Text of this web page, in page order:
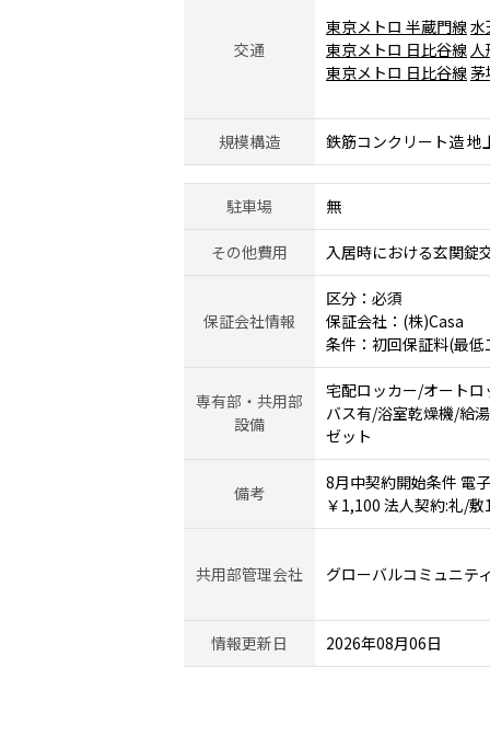
交通
東京メトロ 半蔵門線水
東京メトロ 日比谷線
東京メトロ 日比谷線茅
規模構造 鉄筋コンクリート造 地
駐車場 無
その他費用 入居時における玄関錠
保証会社情報
区分：必須
保証会社：(株)Casa
条件：初回保証料(最
専有部・共用部
設備
宅配ロッカー/オート
バス有/浴室乾燥機/給
ゼット
備考
8月中契約開始条件 電
￥1,100 法人契約:礼/
共用部管理会社 グローバルコミュニ
情報更新日 2026年08月06日